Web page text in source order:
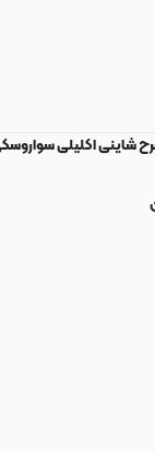
شاینی اکلیلی